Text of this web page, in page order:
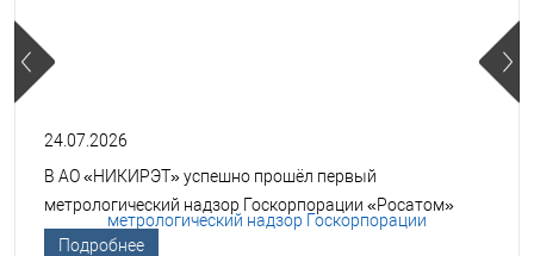
24.07.2026
В АО «НИКИРЭТ» успешно прошёл первый
метрологический надзор Госкорпорации «Росатом»
Подробнее